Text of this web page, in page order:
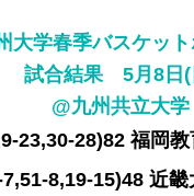
大学春季バスケッ
試合結果 5月8日(
@九州共立大学
23,30-28)82 福
8,19-15)48 近